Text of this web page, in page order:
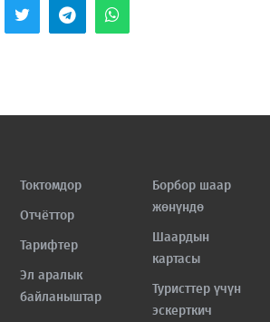
Токтомдор
Отчёттор
Тарифтер
Эл аралык
байланыштар
Борбор шаар
жөнүндө
Шаардын
картасы
Туристтер үчүн
эскерткич